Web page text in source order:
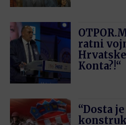
ratni
Konta?!“
“Dosta